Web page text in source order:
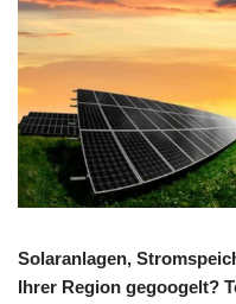
Solaranlagen,
Ihrer Region gegoogelt?